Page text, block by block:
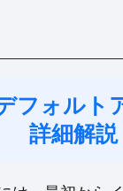
フォルト
詳細解説